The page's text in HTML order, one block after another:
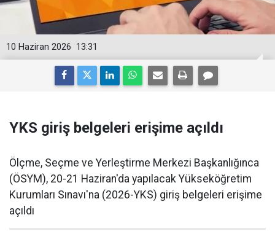
13:31
10 Haziran 2026
YKS giriş belgeleri erişime açıldı
Ölçme, Seçme ve Yerleştirme Merkezi Başkanlığınca
(ÖSYM), 20-21 Haziran'da yapılacak Yükseköğretim
Kurumları Sınavı'na (2026-YKS) giriş belgeleri erişime
açıldı